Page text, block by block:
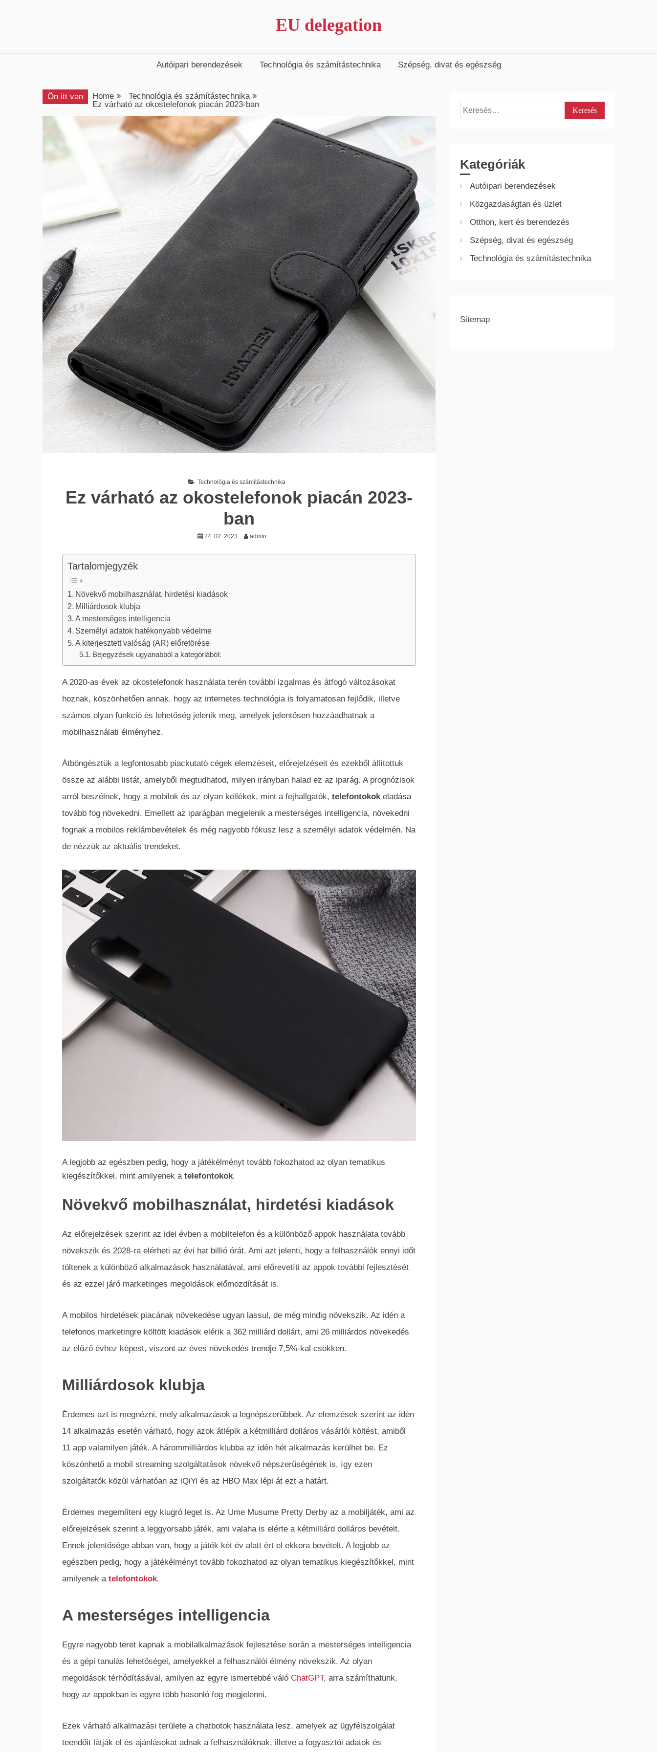
EU delegation
Autóipari berendezések Technológia és számítástechnika Szépség, divat és egészség
Ön itt van Home
Technológia és számítástechnika
Ez várható az okostelefonok piacán 2023-ban
Technológia és számítástechnika
Ez várható az okostelefonok piacán 2023-
ban
24. 02. 2023 admin
Tartalomjegyzék
Növekvő mobilhasználat, hirdetési kiadások
Milliárdosok klubja
A mesterséges intelligencia
Személyi adatok hatékonyabb védelme
A kiterjesztett valóság (AR) előretörése
Bejegyzések ugyanabból a kategóriából:
A 2020-as évek az okostelefonok használata terén további izgalmas és átfogó változásokat
hoznak, köszönhetően annak, hogy az internetes technológia is folyamatosan fejlődik, illetve
számos olyan funkció és lehetőség jelenik meg, amelyek jelentősen hozzáadhatnak a
mobilhasználati élményhez.
Átböngésztük a legfontosabb piackutató cégek elemzéseit, előrejelzéseit és ezekből állítottuk
össze az alábbi listát, amelyből megtudhatod, milyen irányban halad ez az iparág. A prognózisok
arról beszélnek, hogy a mobilok és az olyan kellékek, mint a fejhallgatók, telefontokok eladása
tovább fog növekedni. Emellett az iparágban megjelenik a mesterséges intelligencia, növekedni
fognak a mobilos reklámbevételek és még nagyobb fókusz lesz a személyi adatok védelmén. Na
de nézzük az aktuális trendeket.
A legjobb az egészben pedig, hogy a játékélményt tovább fokozhatod az olyan tematikus
kiegészítőkkel, mint amilyenek a telefontokok.
Növekvő mobilhasználat, hirdetési kiadások
Az előrejelzések szerint az idei évben a mobiltelefon és a különböző appok használata tovább
növekszik és 2028-ra elérheti az évi hat billió órát. Ami azt jelenti, hogy a felhasználók ennyi időt
töltenek a különböző alkalmazások használatával, ami előrevetíti az appok további fejlesztését
és az ezzel járó marketinges megoldások előmozdítását is.
A mobilos hirdetések piacának növekedése ugyan lassul, de még mindig növekszik. Az idén a
telefonos marketingre költött kiadások elérik a 362 milliárd dollárt, ami 26 milliárdos növekedés
az előző évhez képest, viszont az éves növekedés trendje 7,5%-kal csökken.
Milliárdosok klubja
Érdemes azt is megnézni, mely alkalmazások a legnépszerűbbek. Az elemzések szerint az idén
14 alkalmazás esetén várható, hogy azok átlépik a kétmilliárd dolláros vásárlói költést, amiből
11 app valamilyen játék. A hárommilliárdos klubba az idén hét alkalmazás kerülhet be. Ez
köszönhető a mobil streaming szolgáltatások növekvő népszerűségének is, így ezen
szolgáltatók közül várhatóan az iQiYi és az HBO Max lépi át ezt a határt.
Érdemes megemlíteni egy kiugró leget is. Az Ume Musume Pretty Derby az a mobiljáték, ami az
előrejelzések szerint a leggyorsabb játék, ami valaha is elérte a kétmilliárd dolláros bevételt.
Ennek jelentősége abban van, hogy a játék két év alatt ért el ekkora bevételt. A legjobb az
egészben pedig, hogy a játékélményt tovább fokozhatod az olyan tematikus kiegészítőkkel, mint
amilyenek a telefontokok.
A mesterséges intelligencia
Egyre nagyobb teret kapnak a mobilalkalmazások fejlesztése során a mesterséges intelligencia
és a gépi tanulás lehetőségei, amelyekkel a felhasználói élmény növekszik. Az olyan
megoldások térhódításával, amilyen az egyre ismertebbé váló ChatGPT, arra számíthatunk,
hogy az appokban is egyre több hasonló fog megjelenni.
Ezek várható alkalmazási területe a chatbotok használata lesz, amelyek az ügyfélszolgálat
teendőit látják el és ajánlásokat adnak a felhasználóknak, illetve a fogyasztói adatok és
Keresés:
Kategóriák
Autóipari berendezések
Közgazdaságtan és üzlet
Otthon, kert és berendezés
Szépség, divat és egészség
Technológia és számítástechnika
Sitemap